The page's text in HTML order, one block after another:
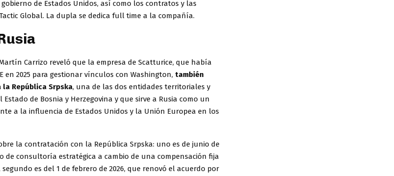
de Estados Unidos, así como los contratos y las
Global. La dupla se dedica full time a la compañía.
Carrizo reveló que la empresa de Scatturice, que había
en 2025 para gestionar vínculos con Washington, también
República Srpska, una de las dos entidades territoriales y
de Bosnia y Herzegovina y que sirve a Rusia como un
a la influencia de Estados Unidos y la Unión Europea en los
la contratación con la República Srpska: uno es de junio de
de consultoría estratégica a cambio de una compensación fija
segundo es del 1 de febrero de 2026, que renovó el acuerdo por